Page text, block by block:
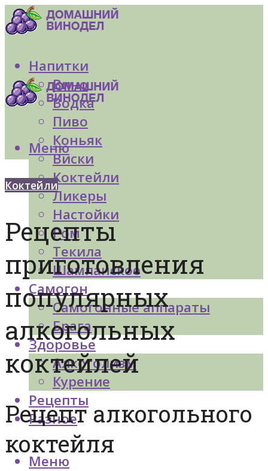
Напитки
Вино
Водка
Пиво
Коньяк
Виски
Коктейли
Ликеры
Настойки
Ром
Текила
Шампанское
Самогон
Самогонные аппараты
Брага
Здоровье
Алкоголизм
Курение
Рецепты
Разное
Меню
Меню
Коктейли
Рецепты
приготовления
популярных
алкогольных
коктейлей
Рецепт алкогольного
коктейля